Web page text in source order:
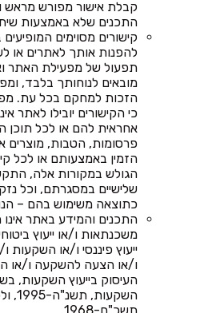
קבלת אישור מפורש
התכנים שלא באמצעות
קישורים מסוימים המופיעים
להפנות אותך לאתרים או
תפעול של מפעילת האתר
מובאים לנוחותך בלבד,
הזכות למחקם בכל עת.
כי הקישורים יובילו לאתר
אחראית להם או לכל תוכן
פרסומות, הטבות, מוצרים
הזמין באמצעותם או לכל
הגולש במקורות אלה,
שלישיים במסגרתם, וכל
כתוצאה משימוש בהם –
התכנים והמידע באתר אינו
משכנתאות ו/או ייעוץ
ייעוץ פיננסי ו/או השקעות
ו/או הצעה להשקעה ו/או
העיסוק בייעוץ השקעות,